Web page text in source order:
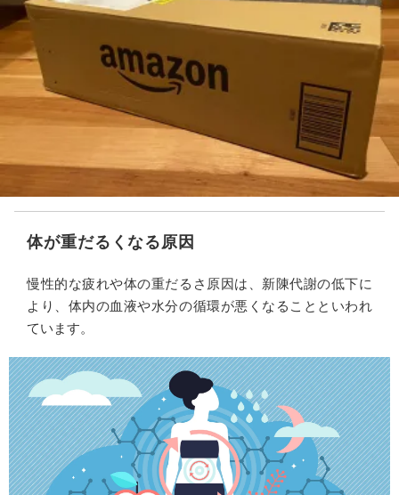
体が重だるくなる原因
慢性的な疲れや体の重だるさ原因は、新陳代謝の低下に
より、体内の血液や水分の循環が悪くなることといわれ
ています。